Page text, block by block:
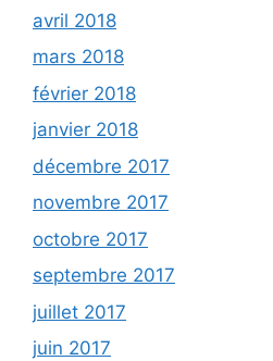
avril 2018
mars 2018
février 2018
janvier 2018
décembre 2017
novembre 2017
octobre 2017
septembre 2017
juillet 2017
juin 2017